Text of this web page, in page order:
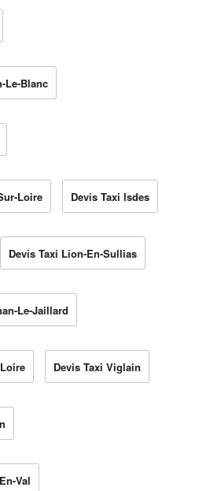
Le-Blanc
Loire Devis Taxi Isdes
Devis Taxi Lion-En-Sullias
Le-Jaillard
Devis Taxi Viglain
Val